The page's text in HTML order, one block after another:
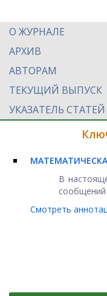
О ЖУРНАЛЕ
АРХИВ
АВТОРАМ
ТЕКУЩИЙ ВЫПУСК
УКАЗАТЕЛЬ СТАТЕЙ
В
сообщений
Смотреть